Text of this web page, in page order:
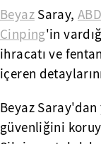
BeyazSaray, ABD
Cinping'in
ihracatı ve
içeren
Beyaz
güvenliğini